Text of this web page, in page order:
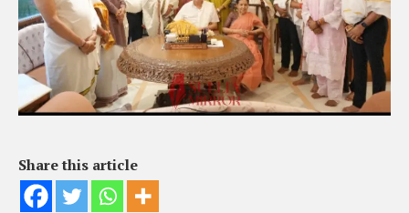
Share this article